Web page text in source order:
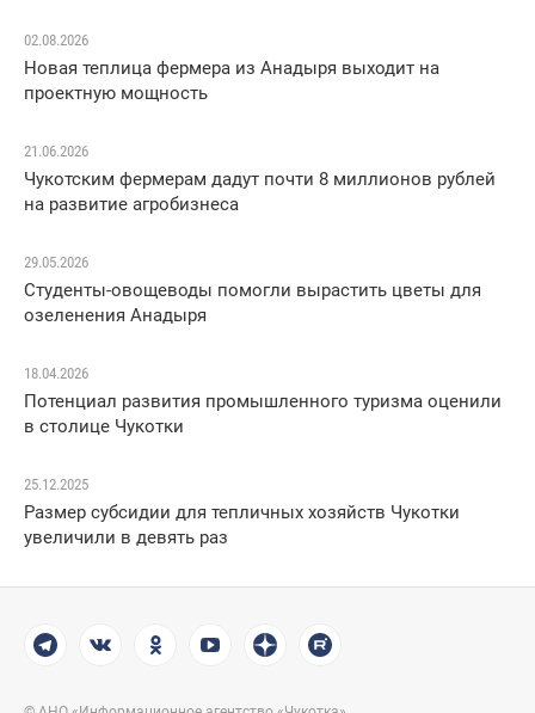
02.08.2026
Новая теплица фермера из Анадыря выходит на
проектную мощность
21.06.2026
Чукотским фермерам дадут почти 8 миллионов рублей
на развитие агробизнеса
29.05.2026
Студенты-овощеводы помогли вырастить цветы для
озеленения Анадыря
18.04.2026
Потенциал развития промышленного туризма оценили
в столице Чукотки
25.12.2025
Размер субсидии для тепличных хозяйств Чукотки
увеличили в девять раз